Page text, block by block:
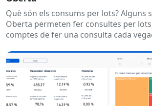
Què són els consums per lots? Alguns
Oberta permeten fer consultes per
comptes de fer una consulta cada